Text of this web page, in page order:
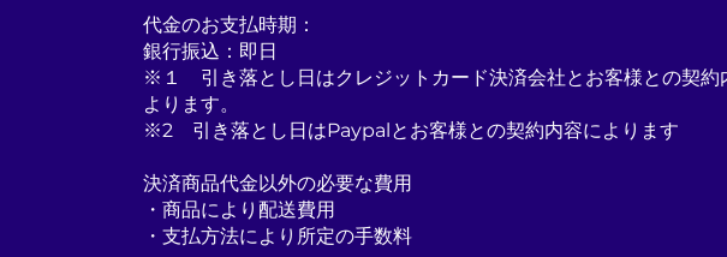
代金のお支払時期：
銀行振込：即日
※１ 引き落とし日はクレジットカード決済会社とお客様との契約
よります。
※2 引き落とし日はPaypalとお客様との契約内容によります
決済商品代金以外の必要な費用
・商品により配送費用
・支払方法により所定の手数料